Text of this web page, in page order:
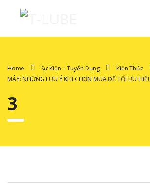
Home Sự Kiện – Tuyển Dụng Kiến Thức
MÁY: NHỮNG LƯU Ý KHI CHỌN MUA ĐỂ TỐI ƯU
3